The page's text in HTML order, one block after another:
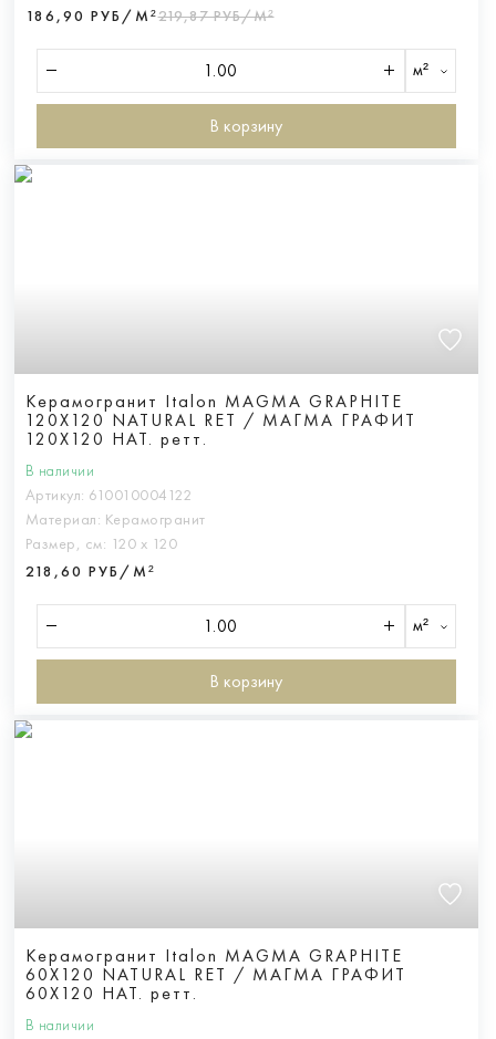
186,90 РУБ/М²219,87 РУБ/М²
м²
В корзину
Керамогранит Italon MAGMA GRAPHITE
120X120 NATURAL RET / МАГМА ГРАФИТ
120X120 НАТ. ретт.
В наличии
Артикул: 610010004122
Материал: Керамогранит
Размер, см: 120 х 120
218,60 РУБ/М²
м²
В корзину
Керамогранит Italon MAGMA GRAPHITE
60X120 NATURAL RET / МАГМА ГРАФИТ
60X120 НАТ. ретт.
В наличии